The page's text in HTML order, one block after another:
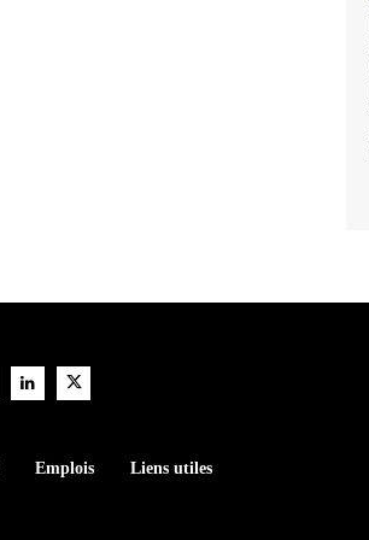
Emplois Liens utiles